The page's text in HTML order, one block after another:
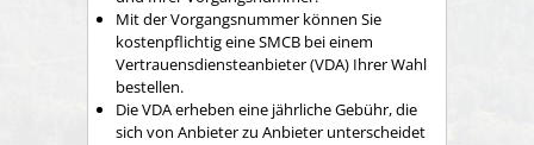
Mit der Vorgangsnummer können Sie
kostenpflichtig eine SMCB bei einem
Vertrauensdiensteanbieter (VDA) Ihrer Wahl
bestellen.
Die VDA erheben eine jährliche Gebühr, die
sich von Anbieter zu Anbieter unterscheidet